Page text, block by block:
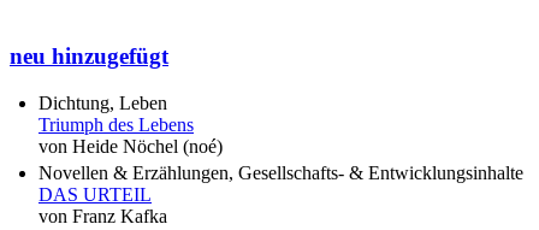
neu hinzugefügt
Dichtung, Leben
Triumph des Lebens
von Heide Nöchel (noé)
Novellen & Erzählungen, Gesellschafts- & Entwicklungsinhalte
DAS URTEIL
von Franz Kafka